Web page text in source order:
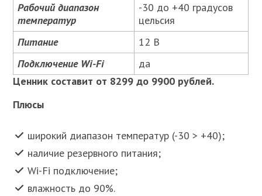
Рабочий диапазон
температур
-30 до +40 градусов
цельсия
Питание
12 В
Подключение Wi-Fi
да
Ценник составит от 8299 до 9900 рублей.
Плюсы
широкий диапазон температур (-30 > +40);
наличие резервного питания;
Wi-Fi подключение;
влажность до 90%.